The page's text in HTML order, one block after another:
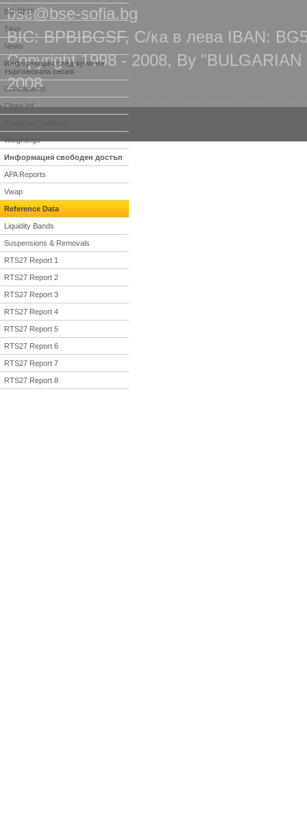
BG REIT
Tiker
News
Информация след края на
търговската сесия
Constituents
Close Inf
Weightings
Информация свободен достъп
APA Reports
Vwap
Reference Data
Liquidity Bands
Suspensions & Removals
RTS27 Report 1
RTS27 Report 2
RTS27 Report 3
RTS27 Report 4
RTS27 Report 5
RTS27 Report 6
RTS27 Report 7
RTS27 Report 8
bse@bse-sofia.bg
BIC: BPBIBGSF, С/ка в лева IBAN:
Copyright 1998 - 2008, By
2008